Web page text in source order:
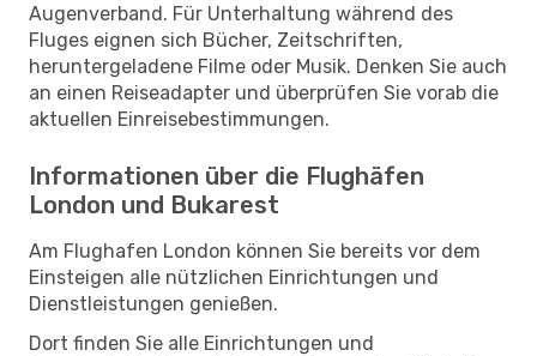
Augenverband. Für Unterhaltung während des
Fluges eignen sich Bücher, Zeitschriften,
heruntergeladene Filme oder Musik. Denken Sie auch
an einen Reiseadapter und überprüfen Sie vorab die
aktuellen Einreisebestimmungen.
Informationen über die Flughäfen
London und Bukarest
Am Flughafen London können Sie bereits vor dem
Einsteigen alle nützlichen Einrichtungen und
Dienstleistungen genießen.
Dort finden Sie alle Einrichtungen und